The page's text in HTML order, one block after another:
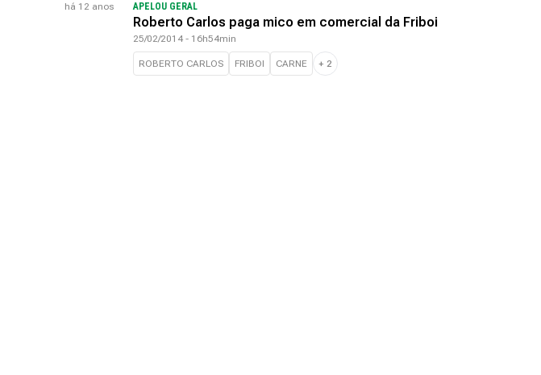
há 12 anos APELOU GERAL
Roberto Carlos paga mico em comercial da Friboi
25/02/2014 - 16h54min
ROBERTO CARLOS FRIBOI CARNE + 2